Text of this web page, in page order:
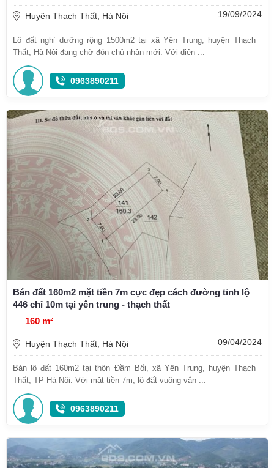
Huyện Thạch Thất, Hà Nội 19/09/2024
Lô đất nghỉ dưỡng rộng 1500m2 tại xã Yên Trung, huyện Thạch
Thất, Hà Nội đang chờ đón chủ nhân mới. Với diện ...
0963890211
Bán đất 160m2 mặt tiền 7m cực đẹp cách đường tỉnh lộ
446 chỉ 10m tại yên trung - thạch thất
160 m²
Huyện Thạch Thất, Hà Nội 09/04/2024
Bán lô đất 160m2 tại thôn Đầm Bối, xã Yên Trung, huyện Thạch
Thất, TP Hà Nội. Với mặt tiền 7m, lô đất vuông vắn ...
0963890211